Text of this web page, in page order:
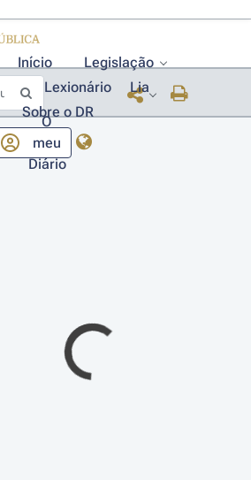
Início
Legislação
Lexionário
Lia
Sobre o DR
O
meu
Diário